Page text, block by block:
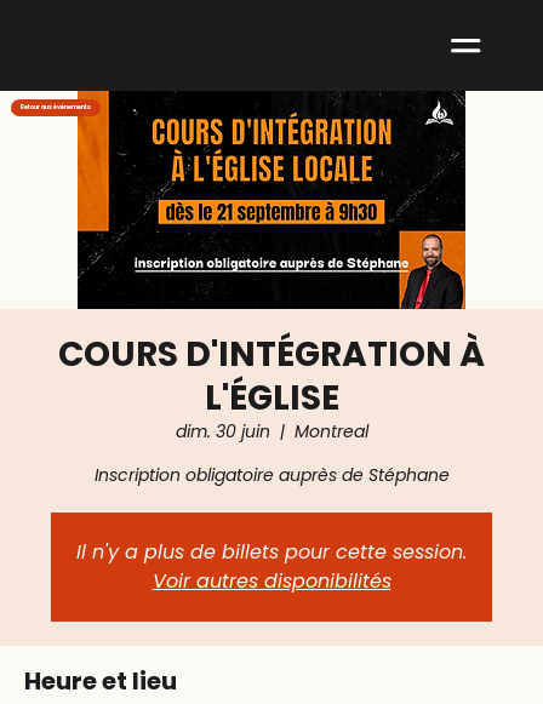
COURS D'INTÉGRATION À
L'ÉGLISE
dim. 30 juin
  |
Montreal
Inscription obligatoire auprès de Stéphane
Il n'y a plus de billets pour cette session.
Voir autres disponibilités
Heure et lieu
Retour aux événements